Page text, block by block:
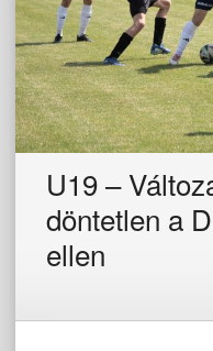
U19 –
döntetlen a
ellen